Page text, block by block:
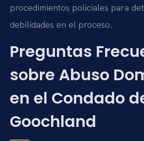
procedimientos policiales para
debilidades en el proceso.
Preguntas
sobre Abuso
en el Condado
Goochland